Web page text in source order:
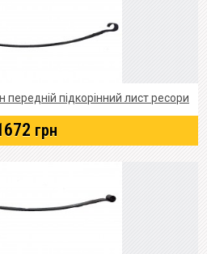
підкорінний лист ресори
грн